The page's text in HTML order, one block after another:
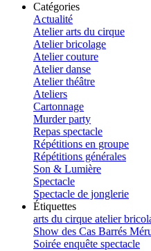
Catégories
Actualité
Atelier arts du cirque
Atelier bricolage
Atelier couture
Atelier danse
Atelier théâtre
Ateliers
Cartonnage
Murder party
Repas spectacle
Répétitions en groupe
Répétitions générales
Son & Lumière
Spectacle
Spectacle de jonglerie
Étiquettes
arts du cirque atelier
Show des Cas Barrés
Soirée enquête spectacle